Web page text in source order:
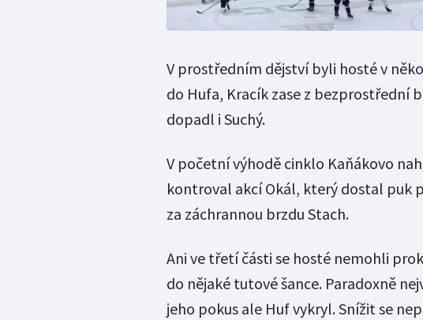
V prostředním dějství byli hosté v
do Hufa, Kracík zase z bezprostřední
dopadl i Suchý.
V početní výhodě cinklo Kaňákovo
kontroval akcí Okál, který dostal puk
za záchrannou brzdu Stach.
Ani ve třetí části se hosté nemohli
do nějaké tutové šance. Paradoxně
jeho pokus ale Huf vykryl. Snížit se